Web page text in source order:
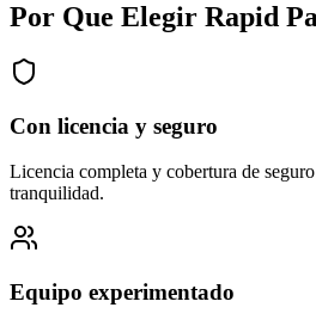
Por Que Elegir Rapid
Con licencia y seguro
Licencia completa y cobertura de
tranquilidad.
Equipo experimentado